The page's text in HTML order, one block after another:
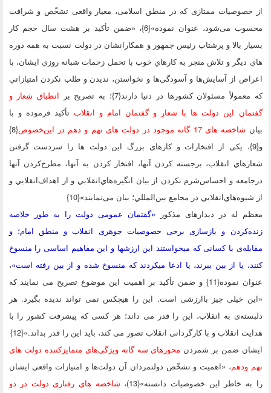
ممتازی که در منطق اسلامی، معیار واقعی تشخّص و شرافت
محسوب می‌شود، عنوان نموده»{6}، «ضمن تأکید بر هشت سال حجم کار
بالا و پرشتاب رئيس جمهور و همکارانشان در دولت نسبت به همه دوره
ديگر و تلاش منجر به کارهاي خوب با تحمل زحمات شبانه روزي ایشان، با
از آسايش‌ها و آسودگي‌ها و نخواستن، نديدن و طلب نکردن امتيازاتي
مسئولان کشورها در دنيا دارند{7}؛ به تصریح بر
انطباق شعار و
این دولت ها با شعار و گفتمان امام و انقلابتأکید فرموده و با
شاخصه های 17 گانه موجود در دولت های نهم و دهم در این‌‌‌‌‌‌‌‌‌‌خصوص {8}
یکی از افتخارات و کارهای بزرگ این دولت ها را سردست گرفتن
انقلاب، برجسته کردن آنها، افتخار کردن به آنها، مطرح‌کردن آنها
و احساس‌شرم نکردن از بيان انگيزه‌هاي‌انقلابي و از اهداف‌انقلابي و
در مجامع بين‌المللي؛ بیان می‌نمایند»{10}
له در دیدارهای مذکور«گفتمان عمومی دولت را به طور خلاصه
و بازسازی برخی خصوصیات جوهری انقلاب و منطق امام؛ و
با کسانی که میخواستند این ارزشها و این مفاهیم اساسی را منسوخ
یا از بین ببرند، یا ادعا میکردند که منسوخ شده و از بین رفته است»،
عنوان نموده{11} و ضمن تأکید بر اهمیت این موضوع تصریح می نمایند که
خیلی چیز باارزشی است. اين را هيچكس نمى تواند نديده بگيرد. هر
به انقلاب، اين را قدر می داند؛ هر كسى كه پيشرفت كشور را با
انقلاب و با كارگردانى انقلاب تصور می كند، بايد اين را قدر بداند.»{12}
ضمن بر شمردنمحورهای سه گانه ویژگی‌های متمایزکننده دولت های
ودهم ، «اهمیت و تشخّص دولتمردان آن دولت‌ها و امتیازات واقعی ایشان
خاطر این خصوصیات دانسته»(13)،
شاخصه های رفتاری دولت در دو